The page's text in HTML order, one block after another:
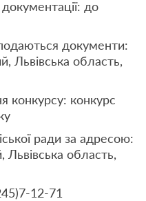
до
документи:
Львівська область,
конкурсу: конкурс
ради за адресою:
область,
12-71